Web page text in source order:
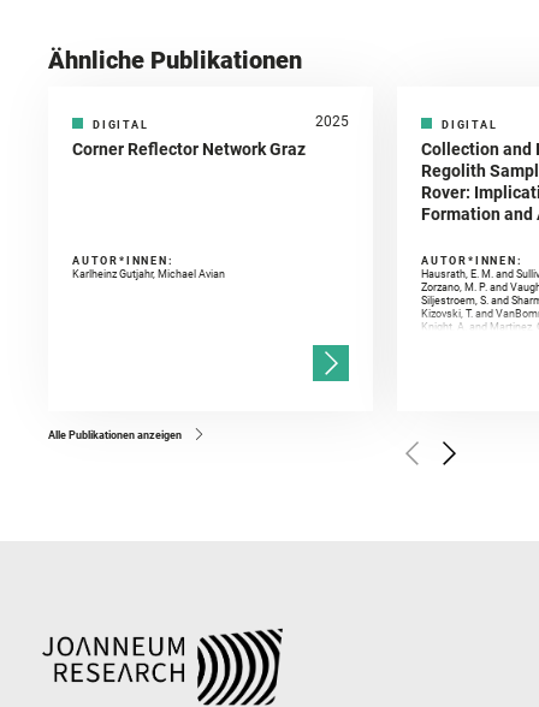
Ähnliche Publikationen
DIGITAL 2025
Corner Reflector Network Graz
AUTOR*INNEN:
Karlheinz Gutjahr, Michael Avian
DIGITAL
Collection and
Regolith
Rover:
Formation
AUTOR*INNEN:
Hausrath, E. M. and
Zorzano, M. P. and
Siljestroem, S. and
Kizovski, T. and
Knight, A. and Martinez,
Golombek, M. and
Herkenhoff, K. and
Alle Publikationen anzeigen